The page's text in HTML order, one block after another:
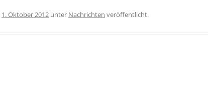
1. Oktober 2012 unter Nachrichten veröffentlicht.